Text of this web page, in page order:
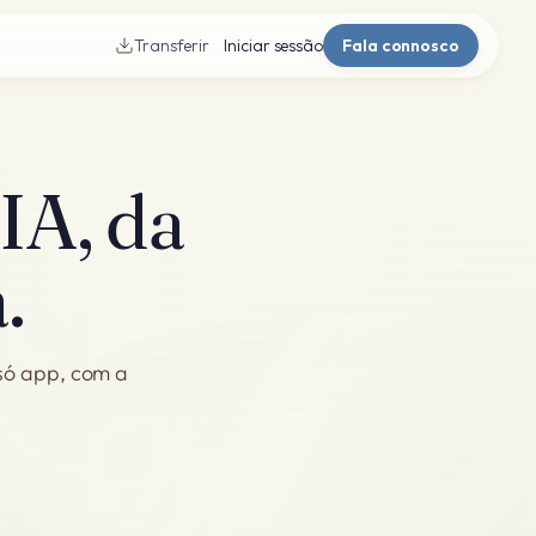
Transferir Iniciar sessão Fala connosco
da
app, com a